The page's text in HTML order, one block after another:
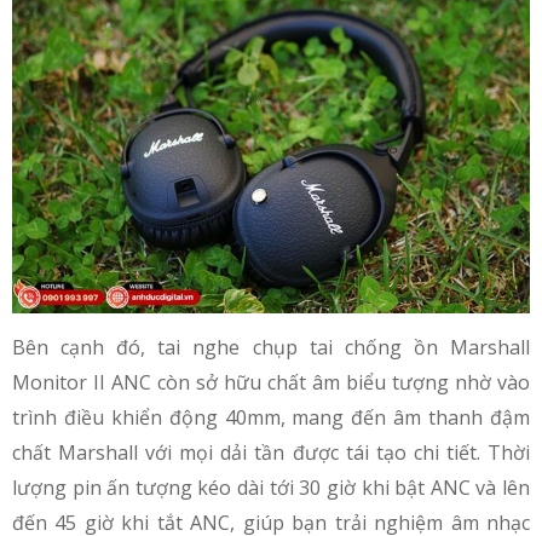
Bên cạnh đó, tai nghe chụp tai chống ồn Marshall
Monitor II ANC còn sở hữu chất âm biểu tượng nhờ vào
trình điều khiển động 40mm, mang đến âm thanh đậm
chất Marshall với mọi dải tần được tái tạo chi tiết. Thời
lượng pin ấn tượng kéo dài tới 30 giờ khi bật ANC và lên
đến 45 giờ khi tắt ANC, giúp bạn trải nghiệm âm nhạc